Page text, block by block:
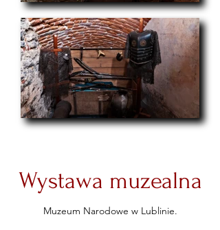
Wystawa muzealna
Muzeum Narodowe w Lublinie.